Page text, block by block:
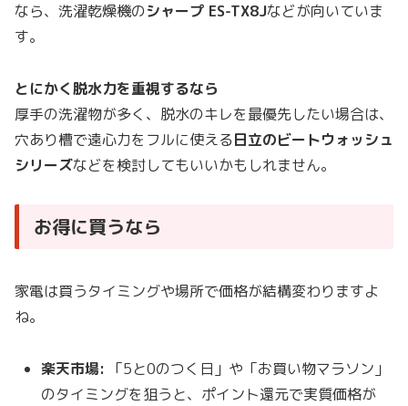
なら、洗濯乾燥機のシャープ ES-TX8Jなどが向いていま
す。
とにかく脱水力を重視するなら
厚手の洗濯物が多く、脱水のキレを最優先したい場合は、
穴あり槽で遠心力をフルに使える日立のビートウォッシュ
シリーズなどを検討してもいいかもしれません。
お得に買うなら
家電は買うタイミングや場所で価格が結構変わりますよ
ね。
楽天市場: 「5と0のつく日」や「お買い物マラソン」
のタイミングを狙うと、ポイント還元で実質価格が